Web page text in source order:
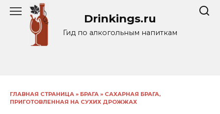
Перейти
содержанию
Drinkings.ru
Гид по алкогольным напиткам
ГЛАВНАЯ СТРАНИЦА » БРАГА » САХАРНАЯ БРАГА,
ПРИГОТОВЛЕННАЯ НА СУХИХ ДРОЖЖАХ